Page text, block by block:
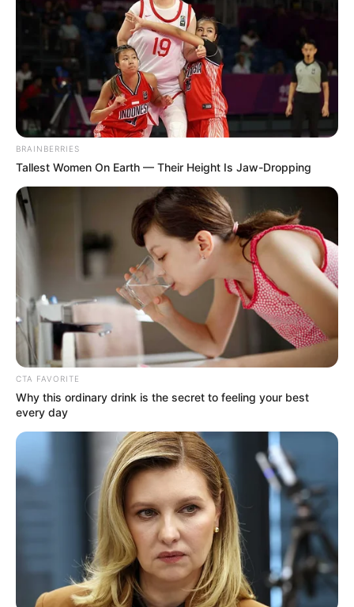
BRAINBERRIES
Tallest Women On Earth — Their Height Is Jaw-Dropping
CTA FAVORITE
Why this ordinary drink is the secret to feeling your best
every day